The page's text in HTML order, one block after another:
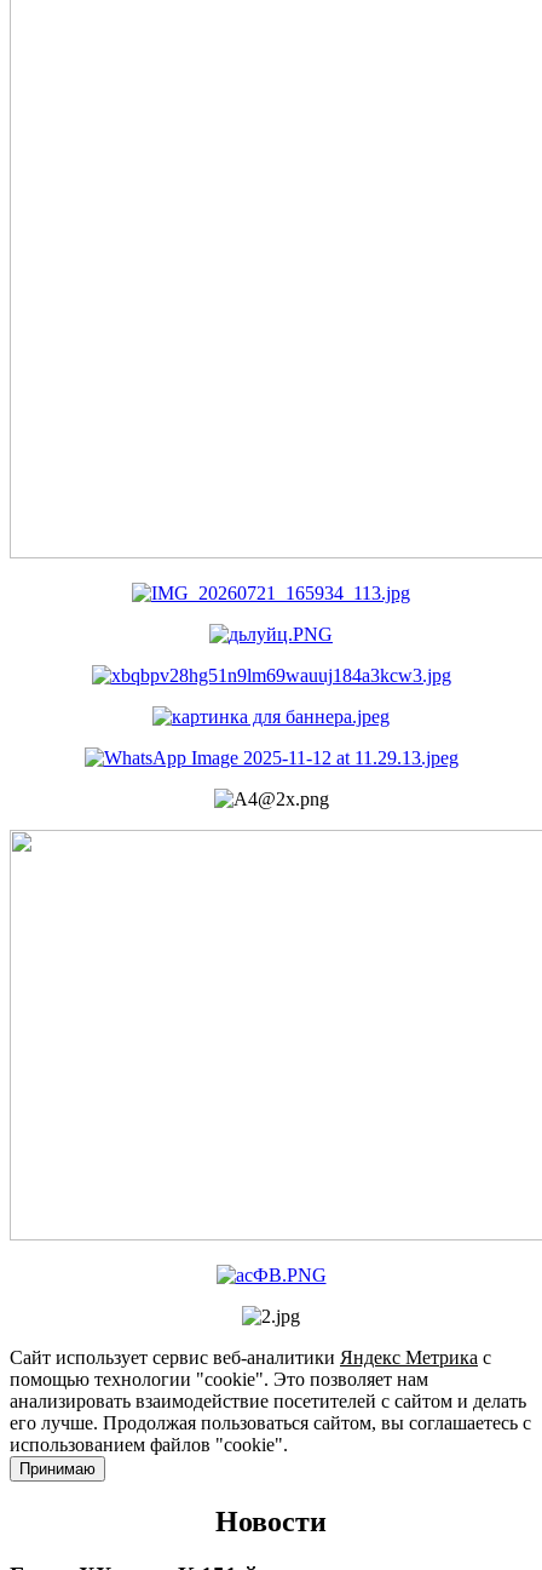
Сайт использует сервис веб-аналитики Яндекс Метрика с
помощью технологии "cookie". Это позволяет нам
анализировать взаимодействие посетителей с сайтом и делать
его лучше. Продолжая пользоваться сайтом, вы соглашаетесь с
использованием файлов "cookie".
Принимаю
Новости